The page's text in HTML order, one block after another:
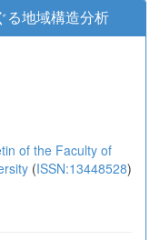
る地域構造分析
of the Faculty of
(ISSN:13448528)